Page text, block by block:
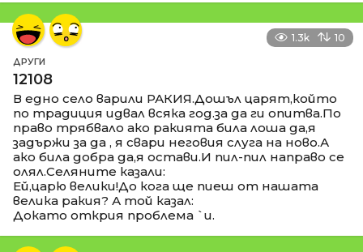
1.3k 10
ДРУГИ
12108
В едно село варили РАКИЯ.Дошъл царят,който
по традиция идвал всяка год.за да ги опитва.По
право трябвало ако ракията била лоша да,я
задържи за да , я свари неговия слуга на ново.А
ако била добра да,я остави.И пил-пил направо се
олял.Селяните казали:
Ей,царю велики!До кога ще пиеш от нашата
велика ракия? А той казал:
Докато открия проблема `и.